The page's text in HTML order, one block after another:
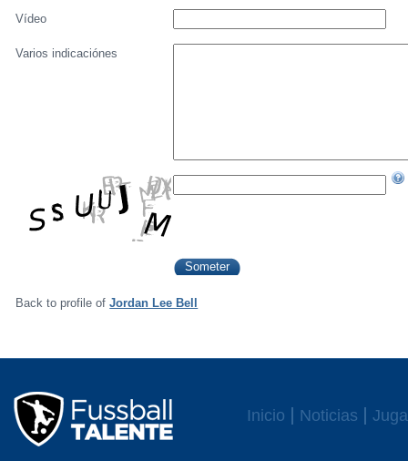
Vídeo
Varios indicaciónes
Back to profile of Jordan Lee Bell
Inicio Noticias